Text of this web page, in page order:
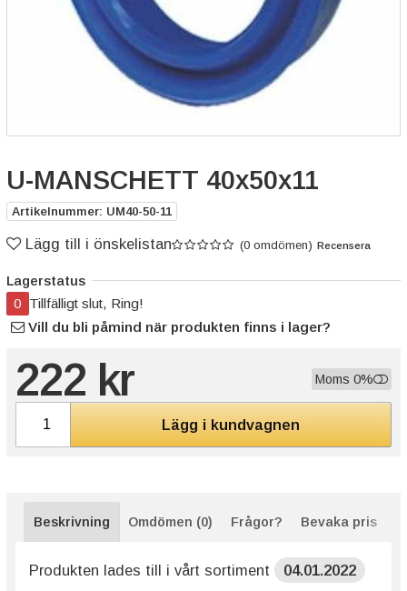
U-MANSCHETT 40x50x11
Artikelnummer: UM40-50-11
Lägg till i önskelistan (0 omdömen) Recensera
Lagerstatus
0 Tillfälligt slut, Ring!
Vill du bli påmind när produkten finns i lager?
222 kr Moms 0%
Lägg i kundvagnen
Beskrivning Omdömen (0) Frågor? Bevaka pris
Produkten lades till i vårt sortiment 04.01.2022